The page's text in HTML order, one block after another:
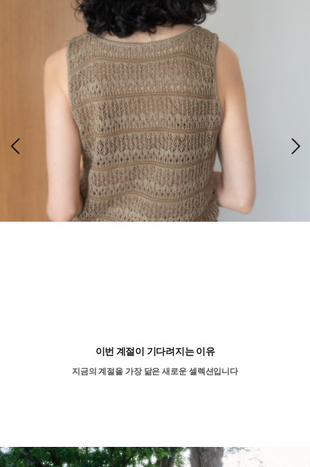
이번 계절이 기다려지는 이유
지금의 계절을 가장 닮은 새로운 셀렉션입니다